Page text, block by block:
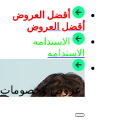
أقضل العروض
أقضل العروض
الاستدامه
الاستدامه
عروض وخصومات